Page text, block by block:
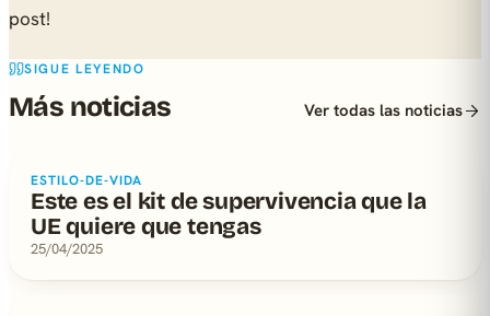
post!
SIGUE LEYENDO
Más noticias Ver todas las noticias
ESTILO-DE-VIDA
Este es el kit de supervivencia que la
UE quiere que tengas
25/04/2025